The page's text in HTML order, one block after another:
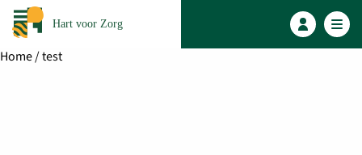
Hart voor Zorg
Home/ test